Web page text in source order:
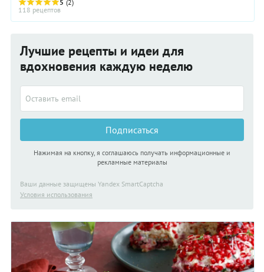
шиитаке. Свежие и замороженные грибы ...
5 (2)
118 рецептов
Лучшие рецепты и идеи для
вдохновения каждую неделю
Подписаться
Нажимая на кнопку, я соглашаюсь получать информационные и
рекламные материалы
Ваши данные защищены Yandex SmartCaptcha
Условия использования